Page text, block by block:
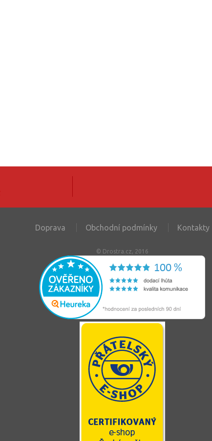
Doprava Obchodní podmínky Kontakty
© Drostra.cz, 2016